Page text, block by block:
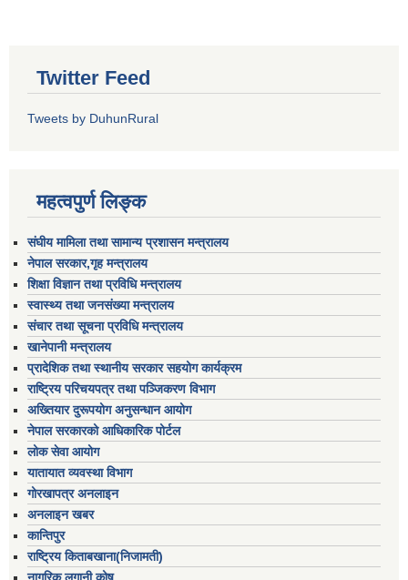
Twitter Feed
Tweets by DuhunRural
महत्वपुर्ण लिङ्क
संघीय मामिला तथा सामान्य प्रशासन मन्त्रालय
नेपाल सरकार,गृह मन्त्रालय
शिक्षा विज्ञान तथा प्रविधि मन्त्रालय
स्वास्थ्य तथा जनसंख्या मन्त्रालय
संचार तथा सूचना प्रविधि मन्त्रालय
खानेपानी मन्त्रालय
प्रादेशिक तथा स्थानीय सरकार सहयोग कार्यक्रम
राष्ट्रिय परिचयपत्र तथा पञ्जिकरण विभाग
अख्तियार दुरूपयोग अनुसन्धान आयोग
नेपाल सरकारको आधिकारिक पोर्टल
लोक सेवा आयोग
यातायात व्यवस्था विभाग
गोरखापत्र अनलाइन
अनलाइन खबर
कान्तिपुर
राष्ट्रिय किताबखाना(निजामती)